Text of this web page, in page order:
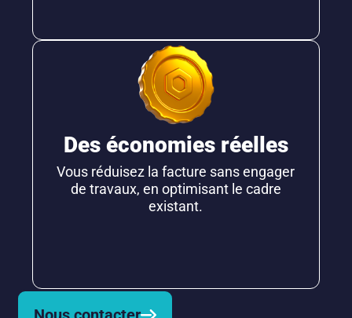
Des économies réelles
Vous réduisez la facture sans engager
de travaux, en optimisant le cadre
existant.